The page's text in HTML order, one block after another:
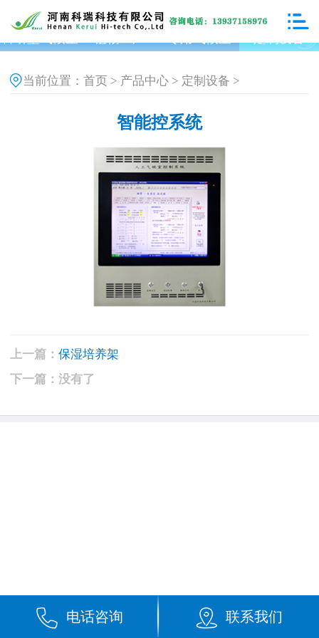
当前位置：首页 > 产品中心 > 定制设备 >
智能控系统
上一篇：保湿培养架
下一篇：没有了
电话咨询 联系我们